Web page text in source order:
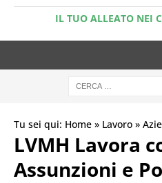
IL TUO ALLEATO NEI
Tu sei qui: Home » Lavoro »
LVMH Lavora
Assunzioni e